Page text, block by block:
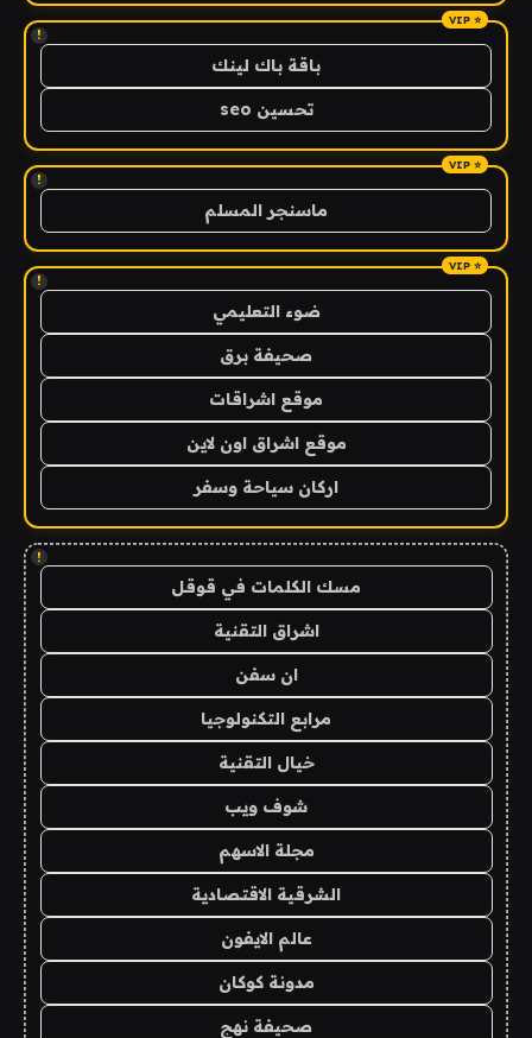
!
باقة باك لينك
تحسين seo
!
ماسنجر المسلم
!
ضوء التعليمي
صحيفة برق
موقع اشراقات
موقع اشراق اون لاين
اركان سياحة وسفر
!
مسك الكلمات في قوقل
اشراق التقنية
ان سفن
مرابع التكنولوجيا
خيال التقنية
شوف ويب
مجلة الاسهم
الشرقية الاقتصادية
عالم الايفون
مدونة كوكان
صحيفة نهج